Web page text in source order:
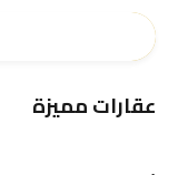
عقارات مميزة